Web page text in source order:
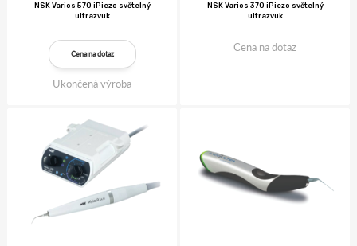
NSK Varios 570 iPiezo světelný
ultrazvuk
Cena na dotaz
Ukončená výroba
NSK Varios 370 iPiezo světelný
ultrazvuk
Cena na dotaz